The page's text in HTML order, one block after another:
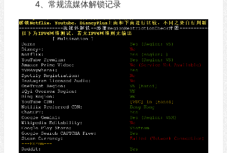
4、常规流媒体解锁记录